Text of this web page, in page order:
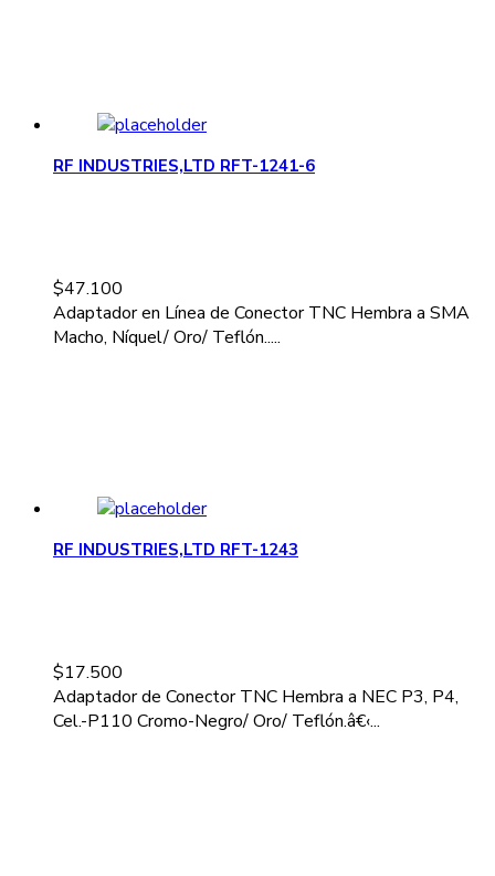
RF INDUSTRIES,LTD RFT-1241-6
$47.100
Adaptador en Línea de Conector TNC Hembra a SMA
Macho, Níquel/ Oro/ Teflón.....
RF INDUSTRIES,LTD RFT-1243
$17.500
Adaptador de Conector TNC Hembra a NEC P3, P4,
Cel.-P110 Cromo-Negro/ Oro/ Teflón.â€‹...